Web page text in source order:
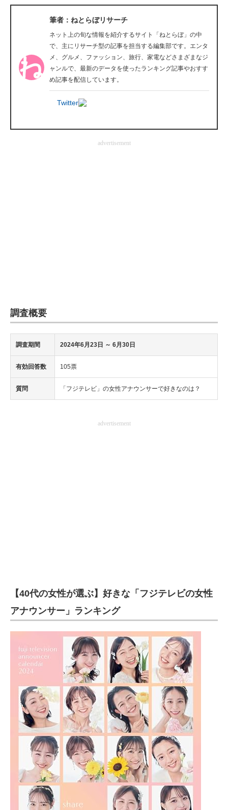
電子設計の基本と応用
エネルギーの専門メディア
建設×テクノロジーの最前線
ちょっと気になるネットの話題
筆者：ねとらぼリサーチ
ネット上の旬な情報を紹介するサイト「ねとらぼ」の中
で、主にリサーチ型の記事を担当する編集部です。エンタ
メ、グルメ、ファッション、旅行、家電などさまざまなジ
ャンルで、最新のデータを使ったランキング記事やおすす
め記事を配信しています。
Twitter
advertisement
調査概要
調査期間 2024年6月23日 ～ 6月30日
有効回答数 105票
質問 「フジテレビ」の女性アナウンサーで好きなのは？
advertisement
【40代の女性が選ぶ】好きな「フジテレビの女性
アナウンサー」ランキング